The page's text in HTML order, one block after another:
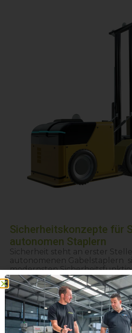
Sicherheitskonzepte für
autonomen Staplern
Sicherheit steht an erster
autonomenen Gabelstaplern
modernsten
um einen reibungslosen
von Personen und Anlagen zu
Aktive